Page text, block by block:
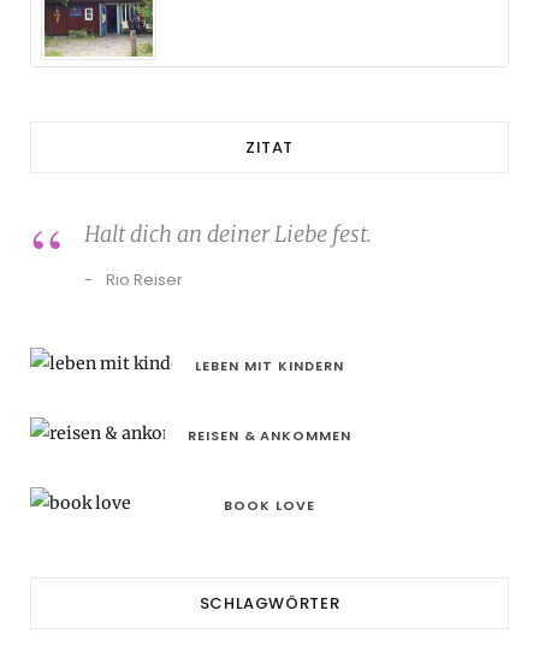
ZITAT
Halt dich an deiner Liebe fest.
Rio Reiser
LEBEN MIT KINDERN
REISEN & ANKOMMEN
BOOK LOVE
SCHLAGWÖRTER